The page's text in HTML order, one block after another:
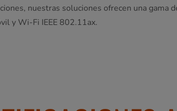
nuestras soluciones ofrecen una gama
y Wi-Fi IEEE 802.11ax.